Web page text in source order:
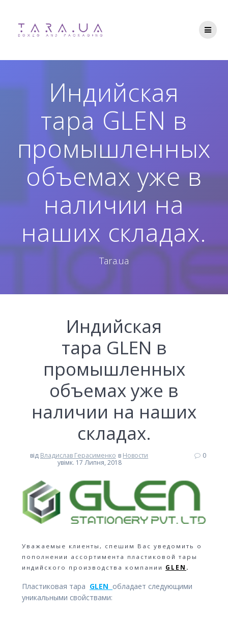
Индийская
тара GLEN в
промышленных
объемах уже в
наличии на
наших складах.
Tara.ua
Индийская
тара GLEN в
промышленных
объемах уже в
наличии на наших
складах.
від Владислав Герасименко в Новости
увімк. 17 Липня, 2018
0
Уважаемые клиенты, спешим Вас уведомить о
пополнении ассортимента пластиковой тары
индийского производства компании GLEN .
Пластиковая тара GLEN обладает следующими
уникальными свойствами: